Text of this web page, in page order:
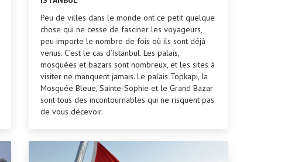
Peu de villes dans le monde ont ce petit quelque
chose qui ne cesse de fasciner les voyageurs,
peu importe le nombre de fois où ils sont déjà
venus. C’est le cas d’Istanbul. Les palais,
mosquées et bazars sont nombreux, et les sites à
visiter ne manquent jamais. Le palais Topkapi, la
Mosquée Bleue, Sainte-Sophie et le Grand Bazar
sont tous des incontournables qui ne risquent pas
de vous décevoir.